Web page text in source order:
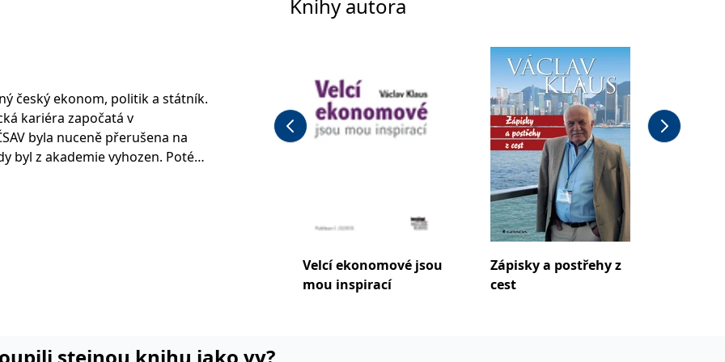
český ekonom, politik a státník.
kariéra započatá v
byla nuceně přerušena na
byl z akademie vyhozen. Poté
let ve Státní bance
v letech 1989–1992 a v letech
Knihy autora
Velcí ekonomové jsou
mou inspirací
Zápisky a postřehy z
cest